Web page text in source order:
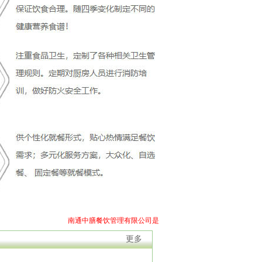
南通中膳餐饮管理有限公司是一家承包食堂(企业工厂员工食堂、
更多